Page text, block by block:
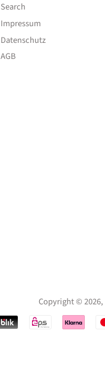
Search
Impressum
Datenschutz
AGB
Copyright © 2026,